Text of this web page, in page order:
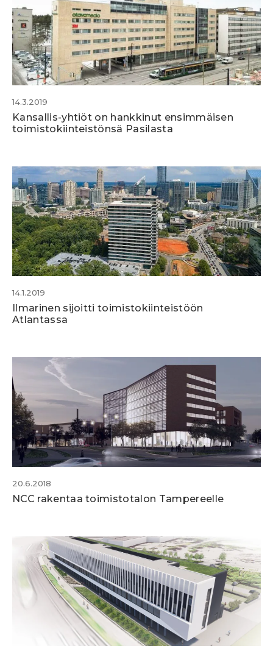
14.3.2019
Kansallis-yhtiöt on hankkinut ensimmäisen
toimistokiinteistönsä Pasilasta
14.1.2019
Ilmarinen sijoitti toimistokiinteistöön
Atlantassa
20.6.2018
NCC rakentaa toimistotalon Tampereelle